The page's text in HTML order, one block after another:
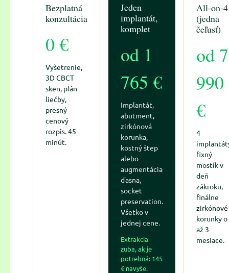
Bezplatná
konzultácia
0 €
Vyšetrenie,
3D CBCT
sken, plán
liečby,
presný
cenový
rozpis. 45
minút.
Jeden
implantát,
komplet
od 1
765 €
Implantát,
abutment,
zirkónová
korunka,
kostný štep
alebo
augmentácia
ďasna,
socket
preservation.
Všetko v
jednej cene.
Extrakcia
zuba, ak je
potrebná: 145
€ navyše.
All-on-4
(jedna
čeľusť)
od 7
990
€
4
fixný
mostík v
deň
zákroku,
finálne
zirkónové
korunky o
až 3
mesiace.